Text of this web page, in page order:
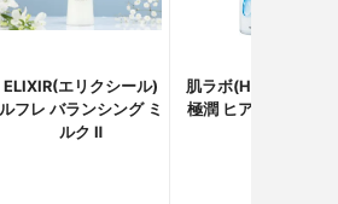
ELIXIR(エリクシール)
ルフレ バランシング ミ
ルク Ⅱ
肌ラボ(HADALABO)
極潤 ヒアルロン乳液